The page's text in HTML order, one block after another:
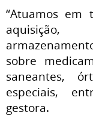
“Atuamos em
aquisição,
sobre
saneantes,
especiais,
gestora.